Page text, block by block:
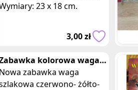
23 x 18 cm.
3,00 zł
kolorowa waga
zabawka waga
czerwono- żółto-